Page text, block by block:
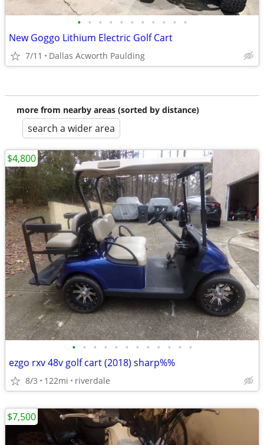
• • • • • • • • • • •
New Goggo Lithium Electric Golf Cart
7/11 Dallas Acworth Paulding
more from nearby areas (sorted by distance)
search a wider area
• • • • • • • • • • • •
ezgo rxv 48v golf cart (2018) sharp%%
8/3 122mi riverdale
$4,800
$7,500